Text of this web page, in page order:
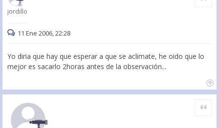
jordillo
11 Ene 2006, 22:28
Yo diria que hay que esperar a que se aclimate, he oido que lo
mejor es sacarlo 2horas antes de la observación...
Citar